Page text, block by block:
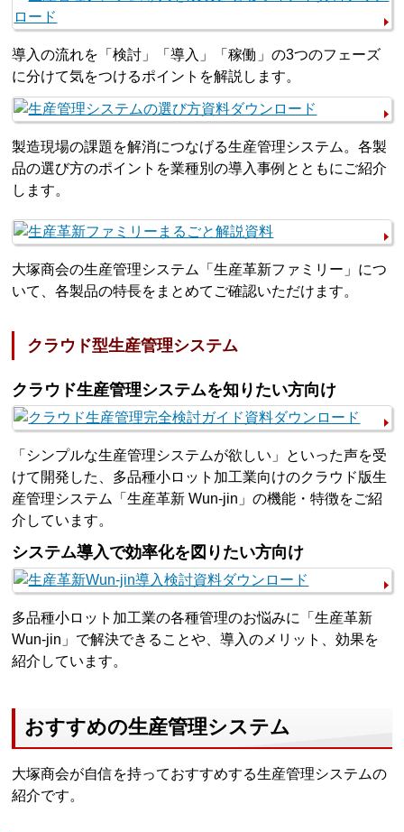
導入の流れを「検討」「導入」「稼働」の3つのフェーズ
に分けて気をつけるポイントを解説します。
製造現場の課題を解消につなげる生産管理システム。各製
品の選び方のポイントを業種別の導入事例とともにご紹介
します。
大塚商会の生産管理システム「生産革新ファミリー」につ
いて、各製品の特長をまとめてご確認いただけます。
クラウド型生産管理システム
クラウド生産管理システムを知りたい方向け
「シンプルな生産管理システムが欲しい」といった声を受
けて開発した、多品種小ロット加工業向けのクラウド版生
産管理システム「生産革新 Wun-jin」の機能・特徴をご紹
介しています。
システム導入で効率化を図りたい方向け
多品種小ロット加工業の各種管理のお悩みに「生産革新
Wun-jin」で解決できることや、導入のメリット、効果を
紹介しています。
おすすめの生産管理システム
大塚商会が自信を持っておすすめする生産管理システムの
紹介です。